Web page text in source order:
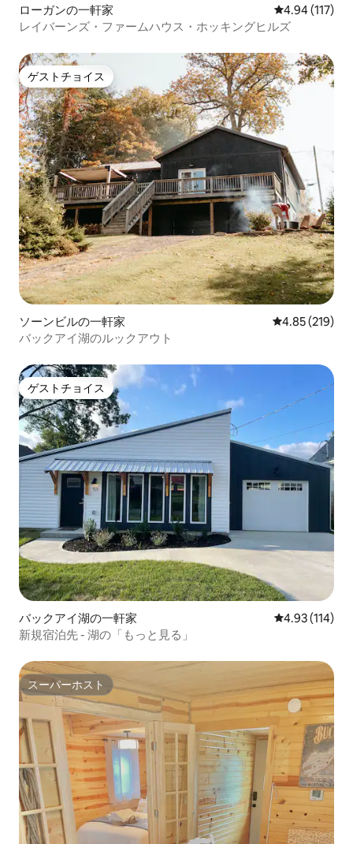
ローガンの一軒家 レビュー117
4.94 (117)
レイバーンズ・ファームハウス・ホッキングヒルズ
ゲストチョイス
ゲストチョイス
ソーンビルの一軒家 レビュー219
4.85 (219)
バックアイ湖のルックアウト
ゲストチョイス
ゲストチョイス
バックアイ湖の一軒家 レビュー114
4.93 (114)
新規宿泊先 - 湖の「もっと見る」
スーパーホスト
スーパーホスト